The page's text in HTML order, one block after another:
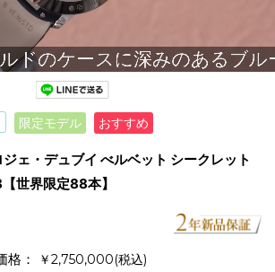
限定モデル おすすめ
ジェ・デュブイ べルベット シークレット
世界限定88本】
格： ￥2,750,000(税込)